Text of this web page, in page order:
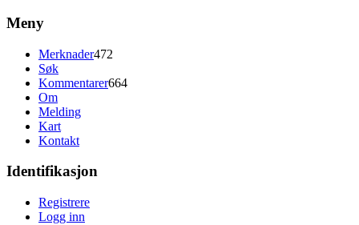
Meny
Merknader472
Søk
Kommentarer664
Om
Melding
Kart
Kontakt
Identifikasjon
Registrere
Logg inn